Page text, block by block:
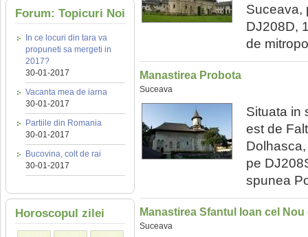
Forum: Topicuri Noi
In ce locuri din tara va
propuneti sa mergeti in
2017?
30-01-2017
Vacanta mea de iarna
30-01-2017
Partiile din Romania
30-01-2017
Bucovina, colt de rai
30-01-2017
Horoscopul zilei
Suceava,
DJ208D,
de
Manastirea Probota
Suceava
Situata in
est de
pe
spunea
Manastirea Sfantul Ioan cel
Suceava